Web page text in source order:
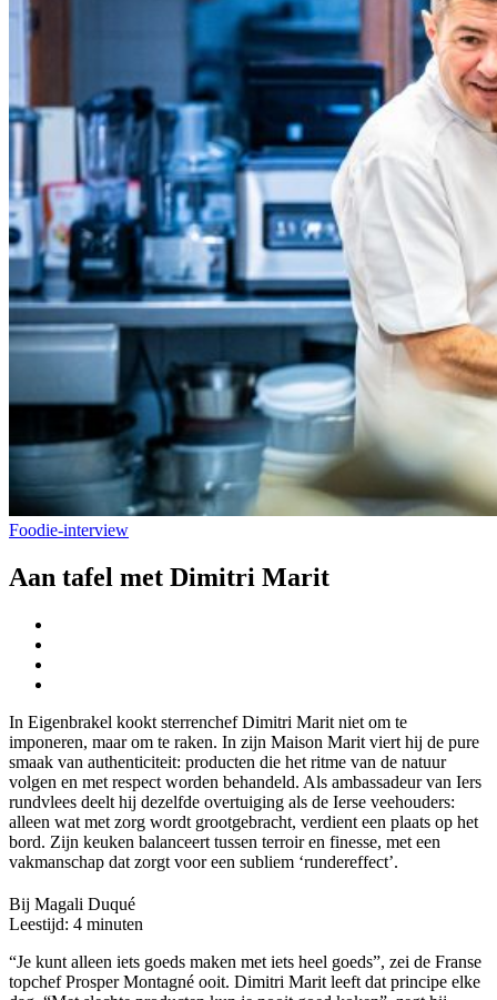
Foodie-interview
Aan tafel met Dimitri Marit
In Eigenbrakel kookt sterrenchef Dimitri Marit niet om te
imponeren, maar om te raken. In zijn Maison Marit viert hij de pure
smaak van authenticiteit: producten die het ritme van de natuur
volgen en met respect worden behandeld. Als ambassadeur van Iers
rundvlees deelt hij dezelfde overtuiging als de Ierse veehouders:
alleen wat met zorg wordt grootgebracht, verdient een plaats op het
bord. Zijn keuken balanceert tussen terroir en finesse, met een
vakmanschap dat zorgt voor een subliem ‘rundereffect’.
Bij Magali Duqué
Leestijd: 4 minuten
“Je kunt alleen iets goeds maken met iets heel goeds”, zei de Franse
topchef Prosper Montagné ooit. Dimitri Marit leeft dat principe elke